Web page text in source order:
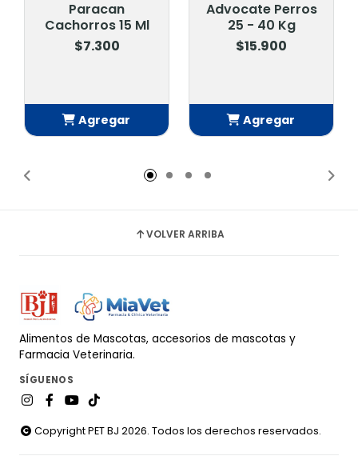
Paracan
Cachorros 15 Ml
$7.300
Agregar
Advocate Perros
25 - 40 Kg
$15.900
Agregar
VOLVER ARRIBA
Alimentos de Mascotas, accesorios de mascotas y
Farmacia Veterinaria.
SÍGUENOS
Copyright PET BJ 2026. Todos los derechos reservados.